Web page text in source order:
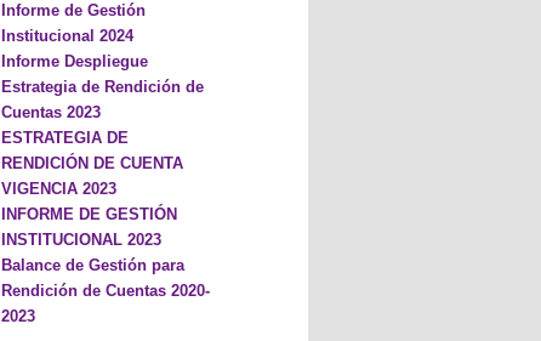
Informe de Gestión
Institucional 2024
Informe Despliegue
Estrategia de Rendición de
Cuentas 2023
ESTRATEGIA DE
RENDICIÓN DE CUENTA
VIGENCIA 2023
INFORME DE GESTIÓN
INSTITUCIONAL 2023
Balance de Gestión para
Rendición de Cuentas 2020-
2023